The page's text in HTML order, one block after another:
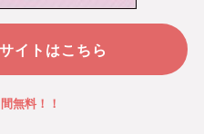
イトはこちら
無料！！